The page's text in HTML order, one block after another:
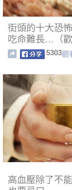
街頭的十大恐
吃命難長…（歡
5303觀
高血壓除了不